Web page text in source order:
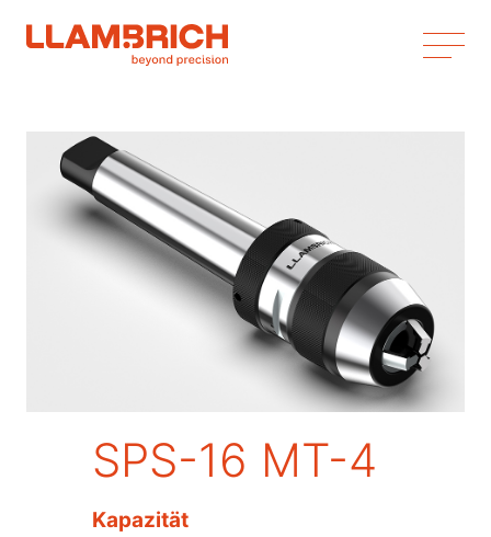
SPS-16 MT-4
Kapazität